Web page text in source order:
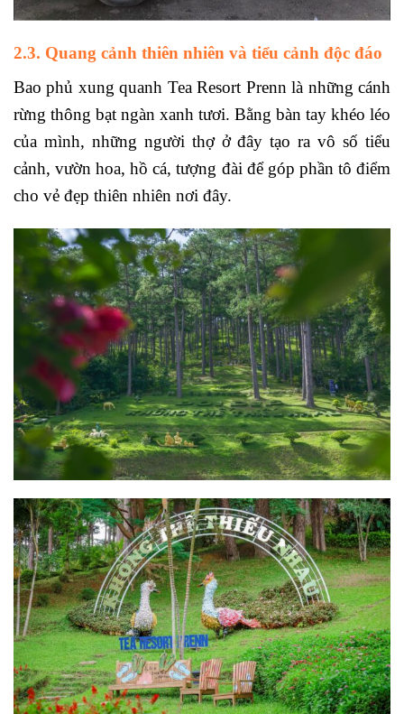
2.3. Quang cảnh thiên nhiên và tiểu cảnh độc đáo
Bao phủ xung quanh Tea Resort Prenn là những cánh
rừng thông bạt ngàn xanh tươi. Bằng bàn tay khéo léo
của mình, những người thợ ở đây tạo ra vô số tiểu
cảnh, vườn hoa, hồ cá, tượng đài để góp phần tô điểm
cho vẻ đẹp thiên nhiên nơi đây.